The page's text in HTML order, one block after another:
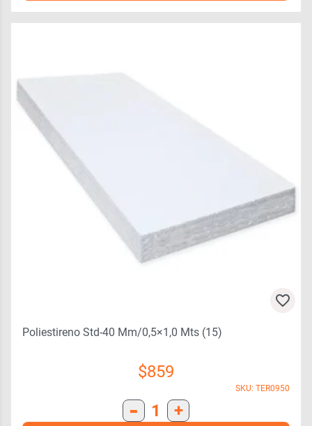
Poliestireno Std-40 Mm/0,5×1,0 Mts (15)
$859
SKU: TER0950
- 1 +